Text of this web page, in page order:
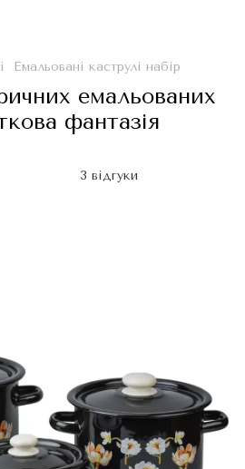
Емальовані каструлі набір
емальованих
фантазія
3 відгуки